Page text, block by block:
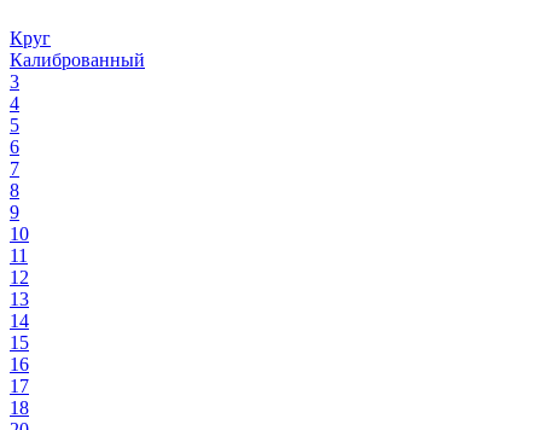
Круг
Калиброванный
3
4
5
6
7
8
9
10
11
12
13
14
15
16
17
18